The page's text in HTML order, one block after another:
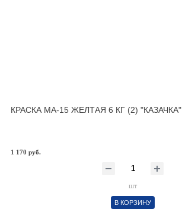
КРАСКА МА-15 ЖЕЛТАЯ 6 КГ (2) "КАЗАЧКА"
1 170 руб.
шт
В КОРЗИНУ